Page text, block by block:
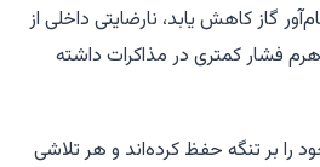
گاز کاهش یابد، نارضایتی داخلی از
فشار کمتری در مذاکرات داشته
را بر تنگه حفظ کرده‌اند و هر تلاشی